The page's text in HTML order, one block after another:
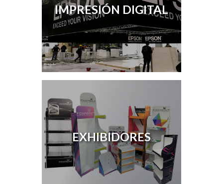
IMPRESIÓN DIGITAL
EXHIBIDORES